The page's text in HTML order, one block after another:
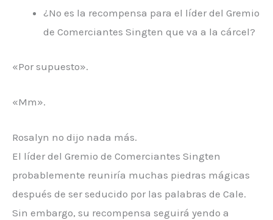
¿No es la recompensa para el líder del Gremio
de Comerciantes Singten que va a la cárcel?
«Por supuesto».
«Mm».
Rosalyn no dijo nada más.
El líder del Gremio de Comerciantes Singten
probablemente reuniría muchas piedras mágicas
después de ser seducido por las palabras de Cale.
Sin embargo, su recompensa seguirá yendo a